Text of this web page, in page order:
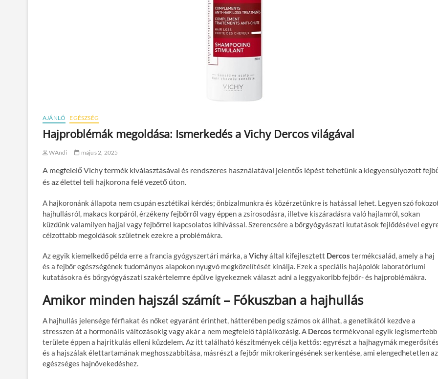
AJÁNLÓ EGÉSZSÉG
Hajproblémák megoldása: Ismerkedés a Vichy Dercos világával
WAndi május 2, 2025
A megfelelő Vichy termék kiválasztásával és rendszeres használatával jelentős lépést tehetünk a kiegyensúlyozott
és az élettel teli hajkorona felé vezető úton.
A hajkoronánk állapota nem csupán esztétikai kérdés; önbizalmunkra és közérzetünkre is hatással lehet. Legyen szó
hajhullásról, makacs korpáról, érzékeny fejbőrről vagy éppen a zsírosodásra, illetve kiszáradásra való hajlamról, sokan
küzdünk valamilyen hajjal vagy fejbőrrel kapcsolatos kihívással. Szerencsére a bőrgyógyászati kutatások fejlődésével
célzottabb megoldások születnek ezekre a problémákra.
Az egyik kiemelkedő példa erre a francia gyógyszertári márka, a Vichyáltal kifejlesztett Dercos termékcsalád, amely a haj
és a fejbőr egészségének tudományos alapokon nyugvó megközelítését kínálja. Ezek a speciális hajápolók laboratóriumi
kutatásokra és bőrgyógyászati szakértelemre épülve igyekeznek választ adni a leggyakoribb fejbőr- és hajproblémákra.
Amikor minden hajszál számít – Fókuszban a hajhullás
A hajhullás jelensége férfiakat és nőket egyaránt érinthet, hátterében pedig számos ok állhat, a genetikától kezdve a
stresszen át a hormonális változásokig vagy akár a nem megfelelő táplálkozásig. A Dercos termékvonal egyik legismertebb
területe éppen a hajritkulás elleni küzdelem. Az itt található készítmények célja kettős: egyrészt a hajhagymák
és a hajszálak élettartamának meghosszabbítása, másrészt a fejbőr mikrokeringésének serkentése, ami elengedhetetlen az
egészséges hajnövekedéshez.